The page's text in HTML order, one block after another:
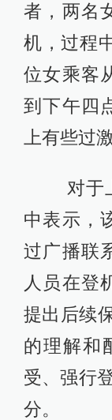
者，两名
机，过程
位女乘客
到下午四
上有些过
对于上
中表示，
过广播联
人员在登
提出后续
的理解和
受、强行
分。